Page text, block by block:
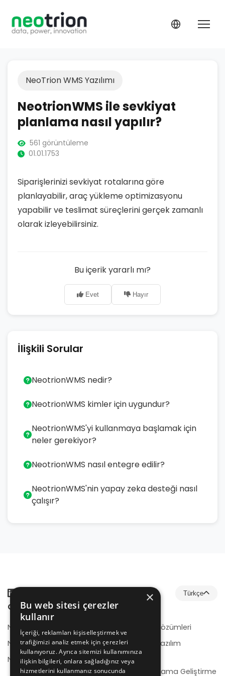
NeoTrion WMS Yazılımı
NeotrionWMS ile sevkiyat
planlama nasıl yapılır?
561 görüntüleme
01.01.1753
Siparişlerinizi sevkiyat rotalarına göre
planlayabilir, araç yükleme optimizasyonu
yapabilir ve teslimat süreçlerini gerçek zamanlı
olarak izleyebilirsiniz.
Bu içerik yararlı mı?
Evet Hayır
İlişkili Sorular
NeotrionWMS nedir?
NeotrionWMS kimler için uygundur?
NeotrionWMS'yi kullanmaya başlamak için
neler gerekiyor?
NeotrionWMS nasıl entegre edilir?
NeotrionWMS'nin yapay zeka desteği nasıl
çalışır?
Türkçe
Çözümler
NeotrionB2B
NeotrionB2C
NeotrionWMS
E-Ticaret Çözümleri
Kurumsal Yazılım
Geliştirme
Mobil Uygulama Geliştirme
×
Bu web sitesi çerezler
kullanır
İçeriği, reklamları kişiselleştirmek ve
trafiğimizi analiz etmek için çerezleri
kullanıyoruz. Ayrıca sitemizi kullanımınıza
ilişkin bilgileri, onlara sağladığınız veya
hizmetlerini kullanmanız sonucunda